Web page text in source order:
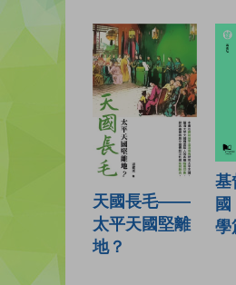
天國長毛——
太平天國堅離
地？
基
學